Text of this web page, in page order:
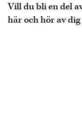
Vill du bli en del
här och hör av